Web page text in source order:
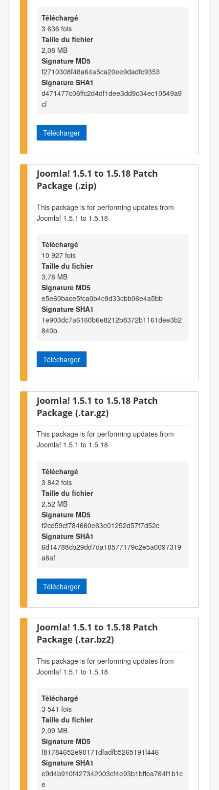
Téléchargé
3 636 fois
Taille du fichier
2,08 MB
Signature MD5
f2710308f48a64a5ca20ee9dadfc9353
Signature SHA1
d471477c06ffc2d4df1dee3dd9c34ec10549a9
cf
Télécharger
Joomla! 1.5.1 to 1.5.18 Patch
Package (.zip)
This package is for performing updates from
Joomla! 1.5.1 to 1.5.18
Téléchargé
10 927 fois
Taille du fichier
3,78 MB
Signature MD5
e5e60bace5fca0b4c9d33cbb06e4a5bb
Signature SHA1
1e903dc7a6160b6e8212b8372b1161dee3b2
840b
Télécharger
Joomla! 1.5.1 to 1.5.18 Patch
Package (.tar.gz)
This package is for performing updates from
Joomla! 1.5.1 to 1.5.18
Téléchargé
3 842 fois
Taille du fichier
2,52 MB
Signature MD5
f2cd59cf784660e63e01252d57f7d52c
Signature SHA1
6d14788cb29dd7da18577179c2e5a0097319
a8af
Télécharger
Joomla! 1.5.1 to 1.5.18 Patch
Package (.tar.bz2)
This package is for performing updates from
Joomla! 1.5.1 to 1.5.18
Téléchargé
3 541 fois
Taille du fichier
2,09 MB
Signature MD5
f81784652e90171dfadfb5265191f446
Signature SHA1
e9d4b910f427342003cf4e93b1bffea764f1b1c
e